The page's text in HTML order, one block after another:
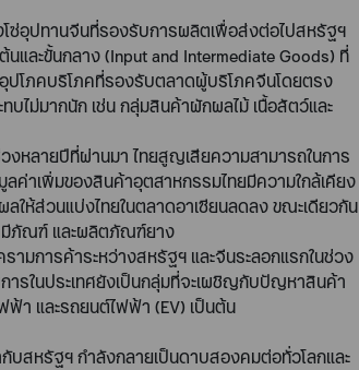
โซ่อุปทานจีนที่รองรับการผลิตเพื่อส่งต่อไปสหรัฐฯ
และขั้นกลาง (Input and Intermediate Goods) ที่
โภคบริโภคที่รองรับตลาดผู้บริโภคจีนโดยตรง
ไม่มากนัก เช่น กลุ่มสินค้าผักผลไม้ เนื้อสัตว์และ
งหลายปีที่ผ่านมา ไทยสูญเสียความสามารถในการ
ค่าเพิ่มของสินค้าอุตสาหกรรมไทยมีความใกล้เคียง
ให้ส่วนแบ่งไทยในตลาดอาเซียนลดลง ขณะเดียวกัน
มีภัณฑ์ และผลิตภัณฑ์ยาง
ามการค้าระหว่างสหรัฐฯ และจีนระลอกแรกในช่วง
รในประเทศยังเป็นกลุ่มที่จะเผชิญกับปัญหาสินค้า
ฟ้า และรถยนต์ไฟฟ้า (EV) เป็นต้น
บสหรัฐฯ กำลังกลายเป็นดาบสองคมต่อทั่วโลกและ